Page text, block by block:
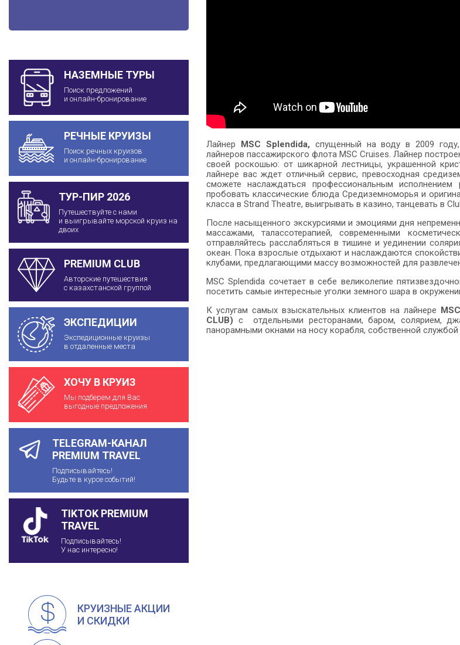
НАЗЕМНЫЕ ТУРЫ
Поиск предложений
и онлайн-бронирование
РЕЧНЫЕ КРУИЗЫ
Поиск речных круизов
и онлайн-бронирование
ТУР-ПИР 2026
Путешествуйте с нами
и выигрывайте морской круиз на
двоих
PREMIUM CLUB
Авторские путешествия
с казахстанской группой
ЭКСПЕДИЦИИ
Экспедиционные круизы
в отдаленные места
ХОЧУ В КРУИЗ
Мы подберем для Вас
выгодные предложения
TELEGRAM-КАНАЛ
PREMIUM TRAVEL
Подписывайтесь!
Будьте в курсе событий!
TIKTOK PREMIUM
TRAVEL
Подписывайтесь!
У нас интересно!
КРУИЗНЫЕ АКЦИИ
И СКИДКИ
Лайнер MSC Splendida, спущенный на воду в 2009
лайнеров пассажирского флота MSC Cruises. Лайнер
своей роскошью: от шикарной лестницы, украшенной
лайнере вас ждет отличный сервис, превосходная
сможете наслаждаться профессиональным
пробовать классические блюда Средиземноморья и
класса в Strand Theatre, выигрывать в казино, танцевать в
После насыщенного экскурсиями и эмоциями дня
массажами, талассотерапией, современными
отправляйтесь расслабляться в тишине и уединении
океан. Пока взрослые отдыхают и наслаждаются
клубами, предлагающими массу возможностей для
MSC Splendida сочетает в себе великолепие
посетить самые интересные уголки земного шара в
К услугам самых взыскательных клиентов на лайнере
CLUB) с отдельными ресторанами, баром, солярием,
панорамными окнами на носу корабля, собственной